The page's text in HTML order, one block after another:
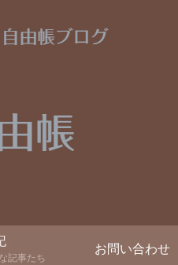
記事たち
お問い合わせ